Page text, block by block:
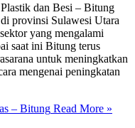
dan Besi – Bitung
provinsi Sulawesi Utara
yang mengalami
saat ini Bitung terus
untuk meningkatkan
mengenai peningkatan
– Bitung Read More »